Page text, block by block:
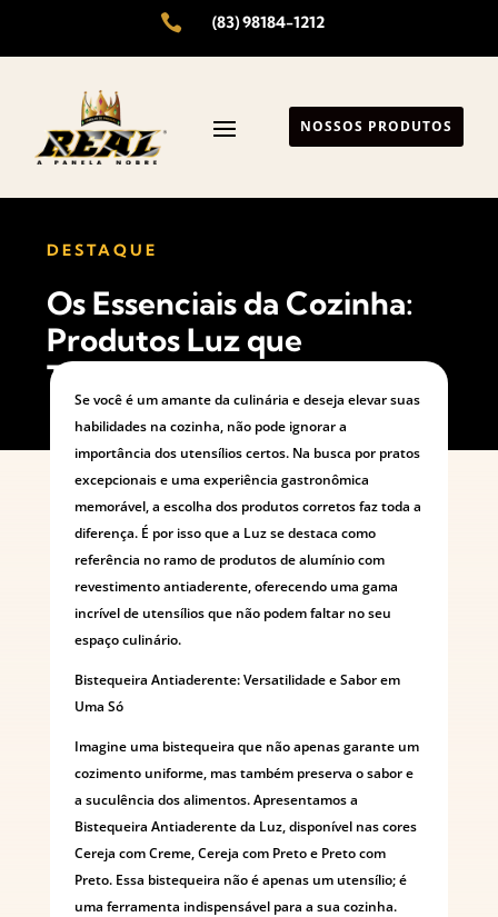
 (83) 98184-1212
NOSSOS PRODUTOS
DESTAQUE
Os Essenciais da Cozinha:
Produtos Luz que
Transformam sua Culinária
Se você é um amante da culinária e deseja elevar suas
habilidades na cozinha, não pode ignorar a
importância dos utensílios certos. Na busca por pratos
excepcionais e uma experiência gastronômica
memorável, a escolha dos produtos corretos faz toda a
diferença. É por isso que a Luz se destaca como
referência no ramo de produtos de alumínio com
revestimento antiaderente, oferecendo uma gama
incrível de utensílios que não podem faltar no seu
espaço culinário.
Bistequeira Antiaderente: Versatilidade e Sabor em
Uma Só
Imagine uma bistequeira que não apenas garante um
cozimento uniforme, mas também preserva o sabor e
a suculência dos alimentos. Apresentamos a
Bistequeira Antiaderente da Luz, disponível nas cores
Cereja com Creme, Cereja com Preto e Preto com
Preto. Essa bistequeira não é apenas um utensílio; é
uma ferramenta indispensável para a sua cozinha.